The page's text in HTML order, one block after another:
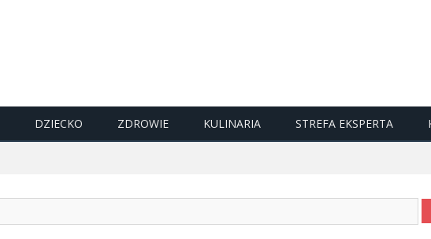
DZIECKO ZDROWIE KULINARIA STREFA EKSPERTA